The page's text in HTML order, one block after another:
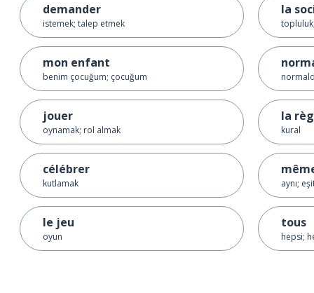
demander
istemek; talep etmek
mon enfant
benim çocuğum; çocuğum
jouer
oynamak; rol almak
célébrer
kutlamak
le jeu
oyun
la
la
kural
aynı;
tous
hepsi;